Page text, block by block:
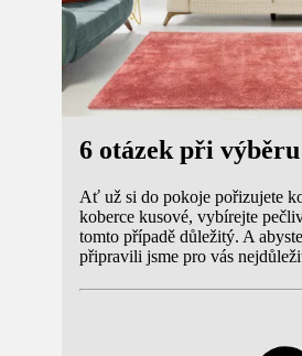
6 otázek při
Ať už si do pokoje pořizujete
koberce kusové, vybírejte
tomto případě důležitý. A
připravili jsme pro vás